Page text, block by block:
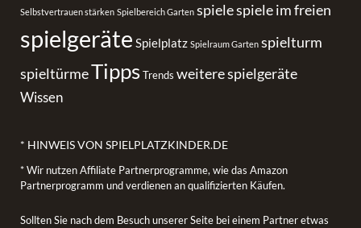
Selbstvertrauen stärken Spielbereich Garten spielespiele im freien
spielgeräte Spielplatz Spielraum Garten spielturm
spieltürmeTippsTrends weitere spielgeräte
Wissen
* HINWEIS VON SPIELPLATZKINDER.DE
* Wir nutzen Affiliate Partnerprogramme, wie das Amazon
Partnerprogramm und verdienen an qualifizierten Käufen.
Sollten Sie nach dem Besuch unserer Seite bei einem Partner etwas